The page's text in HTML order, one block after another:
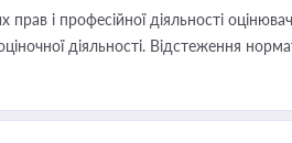
і професійної діяльності
діяльності. Відстеження
або бухгалтера під час оподаткування,
суб'єктів оціночної діяльності